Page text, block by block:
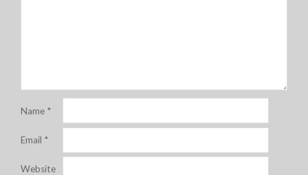
Name *
Email *
Website